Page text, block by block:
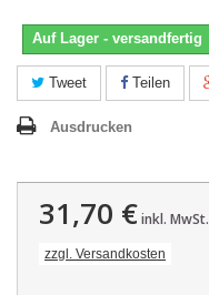
Auf Lager - versandfertig
Tweet Teilen
Ausdrucken
31,70 €inkl. MwSt.
zzgl. Versandkosten